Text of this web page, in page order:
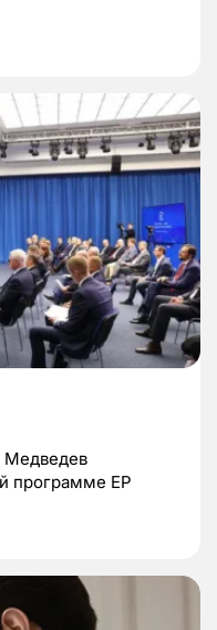
Медведев
программе ЕР